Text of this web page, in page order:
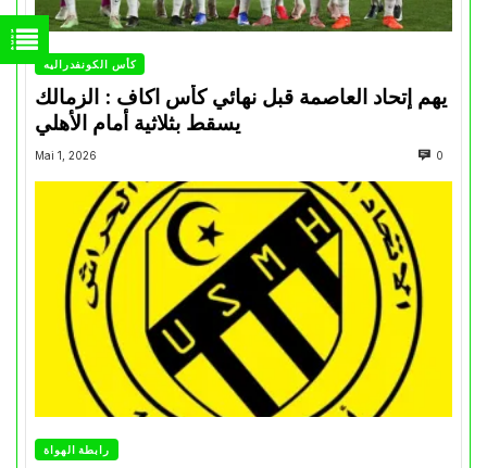
كأس الكونفدرالية
يهم إتحاد العاصمة قبل نهائي كأس اكاف : الزمالك
Mai 1, 2026 0
رابطة الهواة